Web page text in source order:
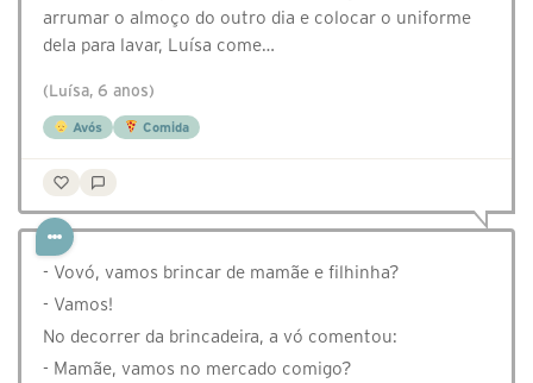
arrumar o almoço do outro dia e colocar o uniforme
dela para lavar, Luísa come…
(Luísa, 6 anos)
Avós Comida
- Vovó, vamos brincar de mamãe e filhinha?
- Vamos!
No decorrer da brincadeira, a vó comentou:
- Mamãe, vamos no mercado comigo?